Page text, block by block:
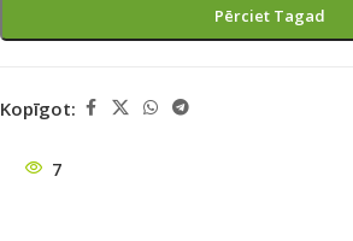
Pērciet Tagad
Kopīgot:
7